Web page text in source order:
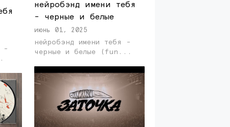
-
нейробэнд имени тебя
- черные и белые
июнь 01, 2025
нейробэнд имени тебя -
черные и белые (fun...